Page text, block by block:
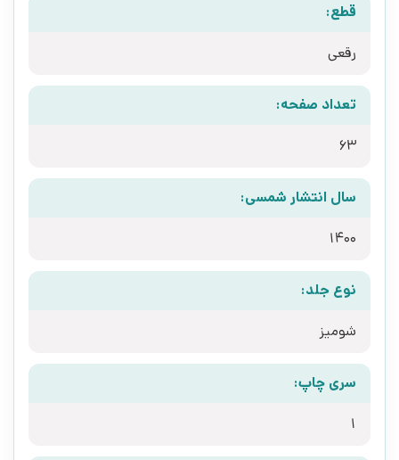
قطع:
رقعی
تعداد صفحه:
63
سال انتشار شمسی:
1400
نوع جلد:
شومیز
سری چاپ:
1